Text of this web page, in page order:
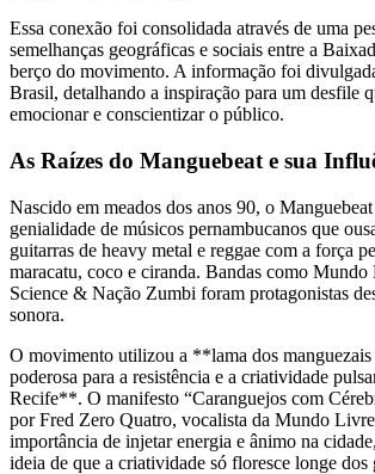
Essa conexão foi consolidada através de uma
semelhanças geográficas e sociais entre a
berço do movimento. A informação foi
Brasil, detalhando a inspiração para um desfile
emocionar e conscientizar o público.
As Raízes do Manguebeat e sua
Nascido em meados dos anos 90, o
genialidade de músicos pernambucanos que
guitarras de heavy metal e reggae com a força
maracatu, coco e ciranda. Bandas como
Science & Nação Zumbi foram protagonistas
sonora.
O movimento utilizou a **lama dos manguezais
poderosa para a resistência e a criatividade
Recife**. O manifesto “Caranguejos com
por Fred Zero Quatro, vocalista da Mundo
importância de injetar energia e ânimo na
ideia de que a criatividade só floresce longe dos